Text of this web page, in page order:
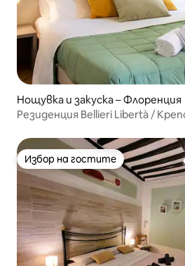
Нощувка и закуска – Флоренция
Резиденция Bellieri Libertà /
Избор на гостите
Избор на гостите